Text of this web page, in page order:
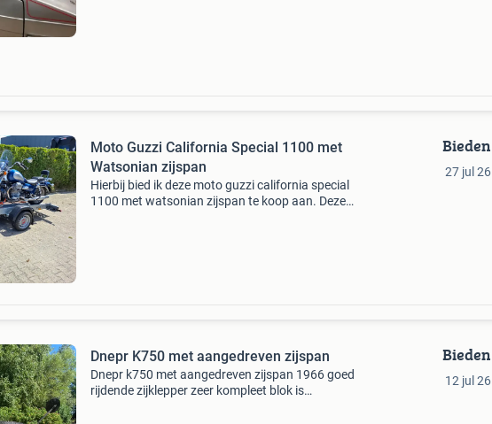
Moto Guzzi California Special 1100 met
Watsonian zijspan
Hierbij bied ik deze moto guzzi california special
1100 met watsonian zijspan te koop aan. Deze
Bieden
27 jul 26
Dnepr K750 met aangedreven zijspan
Dnepr k750 met aangedreven zijspan 1966 goed
rijdende zijklepper zeer kompleet blok is
Bieden
12 jul 26